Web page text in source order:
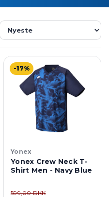
-17%
Yonex
Yonex Crew Neck T-
Shirt Men - Navy Blue
599,00 DKK